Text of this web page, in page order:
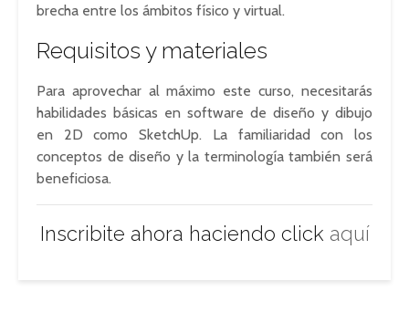
brecha entre los ámbitos físico y virtual.
Requisitos y materiales
Para aprovechar al máximo este curso, necesitarás
habilidades básicas en software de diseño y dibujo
en 2D como SketchUp. La familiaridad con los
conceptos de diseño y la terminología también será
beneficiosa.
Inscribite ahora haciendo click aquí